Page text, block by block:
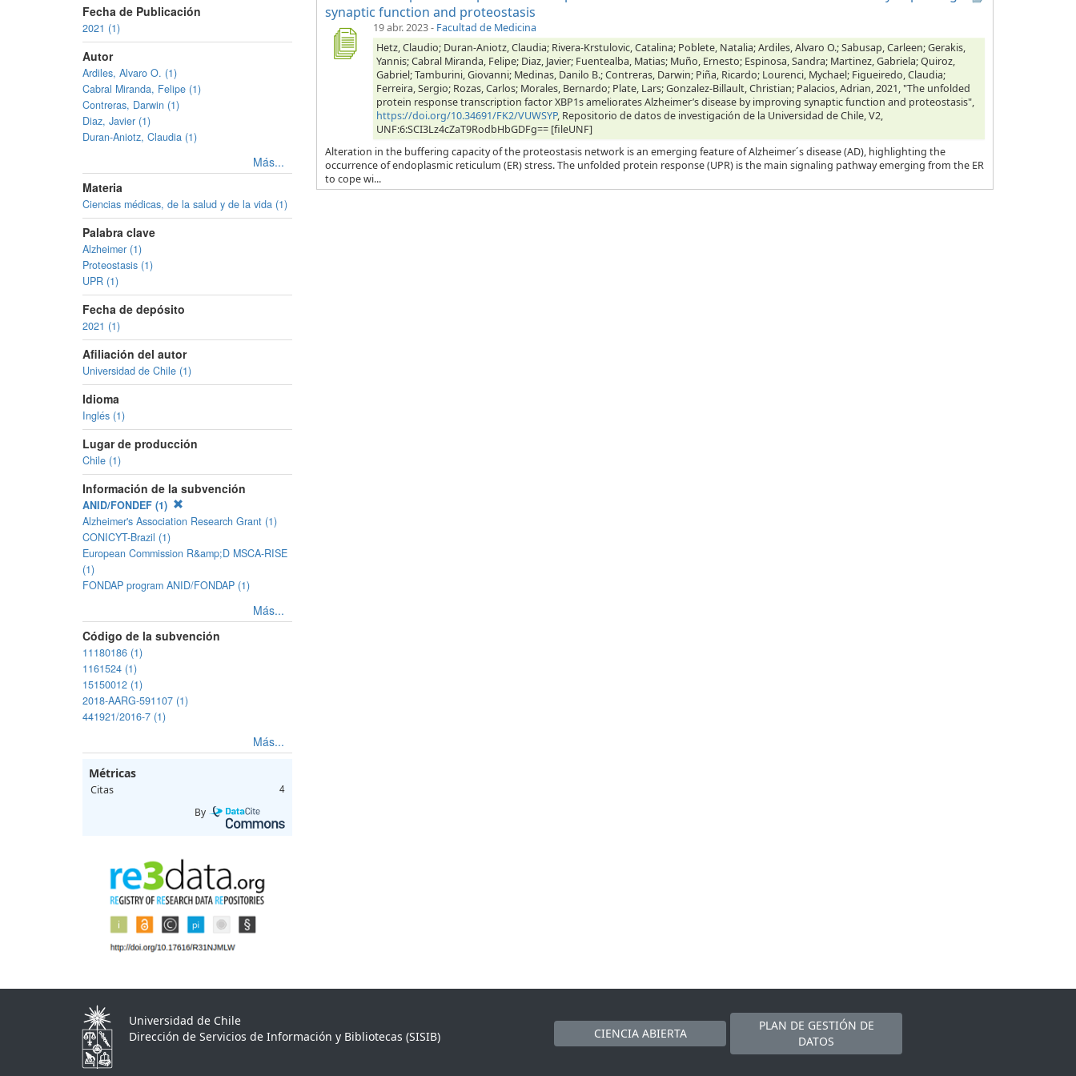
Fecha de Publicación
2021 (1)
Autor
Ardiles, Alvaro O. (1)
Cabral Miranda, Felipe (1)
Contreras, Darwin (1)
Diaz, Javier (1)
Duran-Aniotz, Claudia (1)
Más...
Materia
Ciencias médicas, de la salud y de la vida (1)
Palabra clave
Alzheimer (1)
Proteostasis (1)
UPR (1)
Fecha de depósito
2021 (1)
Afiliación del autor
Universidad de Chile (1)
Idioma
Inglés (1)
Lugar de producción
Chile (1)
Información de la subvención
ANID/FONDEF (1)
Alzheimer's Association Research Grant (1)
CONICYT-Brazil (1)
European Commission R&amp;D MSCA-RISE
(1)
FONDAP program ANID/FONDAP (1)
Más...
Código de la subvención
11180186 (1)
1161524 (1)
15150012 (1)
2018-AARG-591107 (1)
441921/2016-7 (1)
Más...
Métricas
Citas 4
By
synaptic function and proteostasis
19 abr. 2023- Facultad de Medicina
Hetz, Claudio; Duran-Aniotz, Claudia; Rivera-Krstulovic, Catalina; Poblete, Natalia; Ardiles, Alvaro O.; Sabusap, Carleen; Gerakis,
Yannis; Cabral Miranda, Felipe; Diaz, Javier; Fuentealba, Matias; Muño, Ernesto; Espinosa, Sandra; Martinez, Gabriela; Quiroz,
Gabriel; Tamburini, Giovanni; Medinas, Danilo B.; Contreras, Darwin; Piña, Ricardo; Lourenci, Mychael; Figueiredo, Claudia;
Ferreira, Sergio; Rozas, Carlos; Morales, Bernardo; Plate, Lars; Gonzalez-Billault, Christian; Palacios, Adrian, 2021, "The unfolded
protein response transcription factor XBP1s ameliorates Alzheimer’s disease by improving synaptic function and proteostasis",
https://doi.org/10.34691/FK2/VUWSYP, Repositorio de datos de investigación de la Universidad de Chile, V2,
UNF:6:SCI3Lz4cZaT9RodbHbGDFg== [fileUNF]
Alteration in the buffering capacity of the proteostasis network is an emerging feature of Alzheimer´s disease (AD), highlighting the
occurrence of endoplasmic reticulum (ER) stress. The unfolded protein response (UPR) is the main signaling pathway emerging from the ER
to cope wi...
Universidad de Chile
Dirección de Servicios de Información y Bibliotecas (SISIB)
CIENCIA ABIERTA
PLAN DE GESTIÓN DE
DATOS